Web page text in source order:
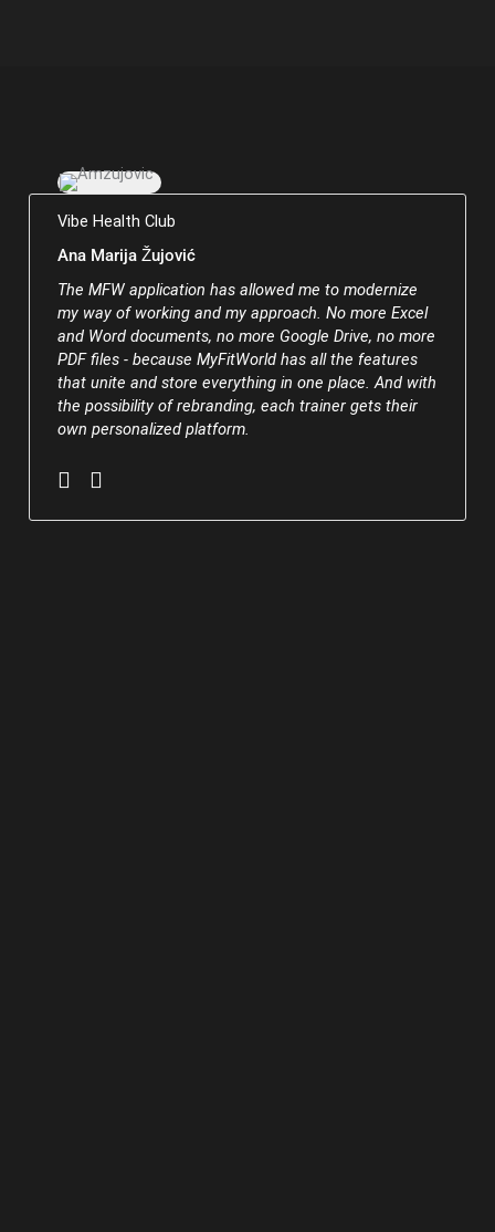
Vibe Health Club
Ana Marija Žujović
The MFW application has allowed me to modernize
my way of working and my approach. No more Excel
and Word documents, no more Google Drive, no more
PDF files - because MyFitWorld has all the features
that unite and store everything in one place. And with
the possibility of rebranding, each trainer gets their
own personalized platform.